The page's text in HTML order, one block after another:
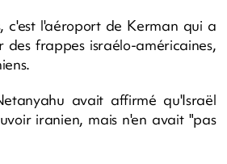
c'est l'aéroport de Kerman qui a
frappes israélo-américaines,
avait affirmé qu'Israël
iranien, mais n'en avait "pas